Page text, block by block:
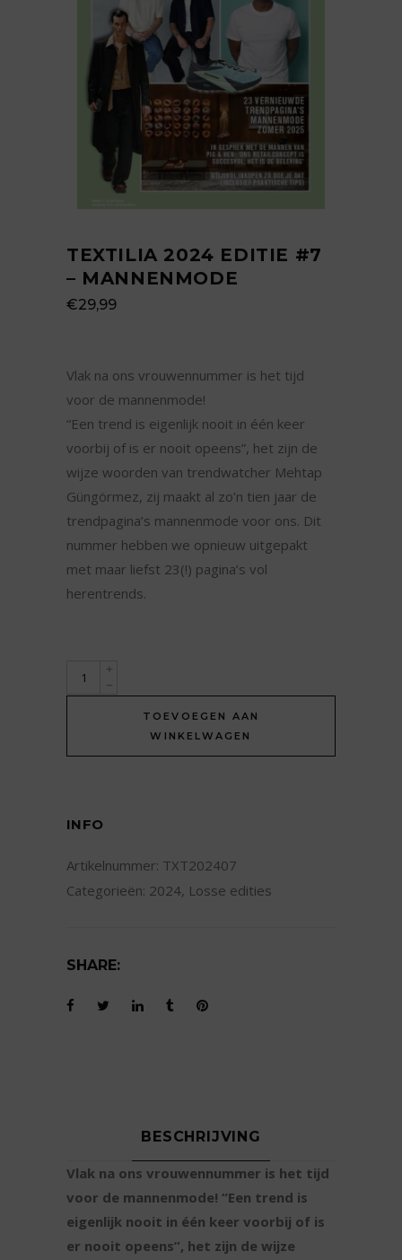
TEXTILIA 2024 EDITIE #7
– MANNENMODE
€29,99
Vlak na ons vrouwennummer is het tijd
voor de mannenmode!
“Een trend is eigenlijk nooit in één keer
voorbij of is er nooit opeens”, het zijn de
wijze woorden van trendwatcher Mehtap
Güngörmez, zij maakt al zo’n tien jaar de
trendpagina’s mannenmode voor ons. Dit
nummer hebben we opnieuw uitgepakt
met maar liefst 23(!) pagina’s vol
herentrends.
Textilia
2024
quantity
TOEVOEGEN AAN
WINKELWAGEN
INFO
Artikelnummer: TXT202407
Categorieën: 2024, Losse edities
SHARE:
BESCHRIJVING
Vlak na ons vrouwennummer is het tijd
voor de mannenmode! “Een trend is
eigenlijk nooit in één keer voorbij of is
er nooit opeens”, het zijn de wijze